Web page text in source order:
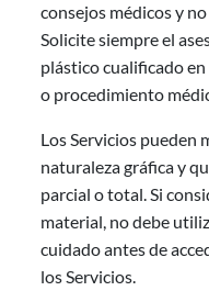
consejos médicos y
Solicite siempre el
plástico cualificado
o procedimiento
Los Servicios pueden
naturaleza gráfica y
parcial o total. Si
material, no debe
cuidado antes de
los Servicios.